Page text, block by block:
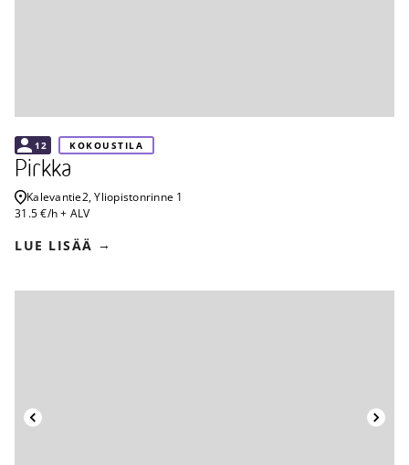
12 KOKOUSTILA
Pirkka
Kalevantie2, Yliopistonrinne 1
31.5 €/h + ALV
LUE LISÄÄ